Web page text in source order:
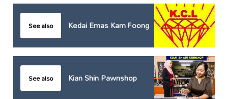
See also Kedai Emas Kam Foong
See also Kian Shin Pawnshop